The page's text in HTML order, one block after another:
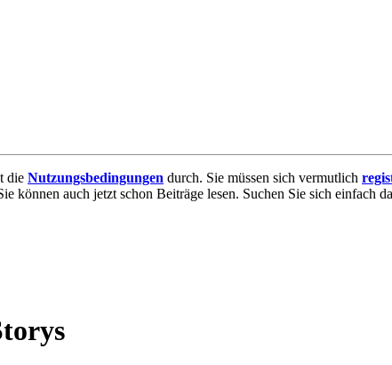
die Nutzungsbedingungen durch. Sie müssen sich vermutlich
können auch jetzt schon Beiträge lesen. Suchen Sie sich einfach